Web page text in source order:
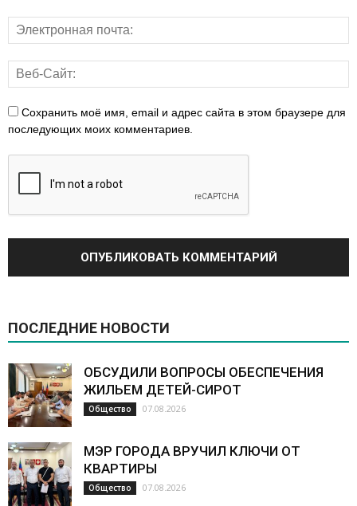
Сохранить моё имя, email и адрес сайта в этом браузере для
последующих моих комментариев.
ПОСЛЕДНИЕ НОВОСТИ
ОБСУДИЛИ ВОПРОСЫ ОБЕСПЕЧЕНИЯ
ЖИЛЬЕМ ДЕТЕЙ-СИРОТ
Общество 07.08.2026
МЭР ГОРОДА ВРУЧИЛ КЛЮЧИ ОТ
КВАРТИРЫ
Общество 07.08.2026